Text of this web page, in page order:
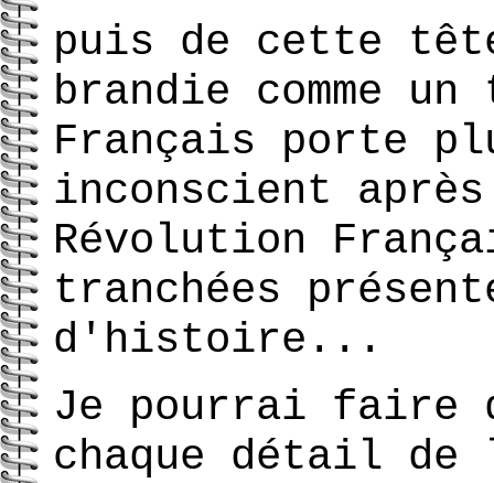
puis de cette
brandie comme
Français porte
inconscient
Révolution
tranchées
d'histoire...
Je pourrai faire
chaque détail